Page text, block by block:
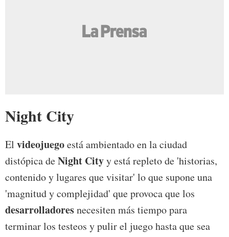
Night City
El videojuegoestá ambientado en la ciudad
distópica deNight Cityy está repleto de 'historias,
contenido y lugares que visitar' lo que supone una
'magnitud y complejidad' que provoca que los
desarrolladoresnecesiten más tiempo para
terminar los testeos y pulir el juego hasta que sea